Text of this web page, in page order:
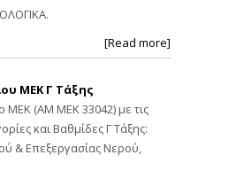
[Read more]
ΜΕΚ Γ Τάξης
ΜΕΚ (ΑΜ ΜΕΚ 33042) με τις
και Βαθμίδες Γ Τάξης:
& Επεξεργασίας Νερού,